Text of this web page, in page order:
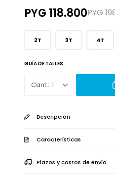
PYG 118.800PYG
2T 3T 4T
GUÍA DE TALLES
1
Descripción
Características
Plazos y costos de envío